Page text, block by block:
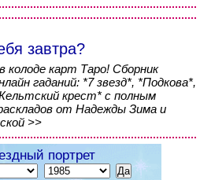
завтра?
карт Таро! Сборник
гаданий: *7 звезд*, *Подкова*,
крест* с полным
от Надежды Зима и
>>
портрет